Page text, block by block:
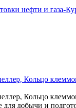
Кольцо
Кольцо
добычи и